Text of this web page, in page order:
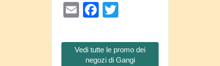
EmailFacebook
Vedi tutte le promo dei
negozi di Gangi